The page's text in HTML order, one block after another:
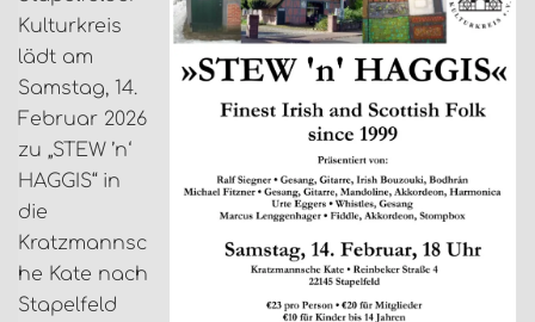
Kulturkreis
lädt am
Samstag, 14.
Februar 2026
zu „STEW ’n‘
HAGGIS“ in
die
Kratzmannsc
he Kate nach
Stapelfeld